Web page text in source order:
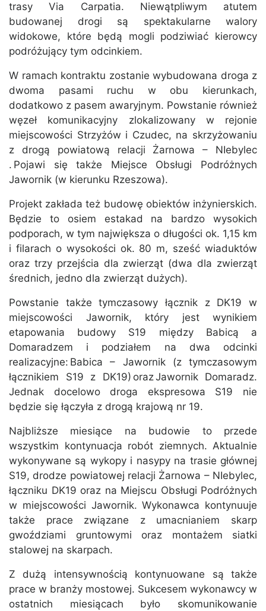
trasy Via Carpatia. Niewątpliwym atutem
budowanej drogi są spektakularne walory
widokowe, które będą mogli podziwiać kierowcy
podróżujący tym odcinkiem.
W ramach kontraktu zostanie wybudowana droga z
dwoma pasami ruchu w obu kierunkach,
dodatkowo z pasem awaryjnym. Powstanie również
węzeł komunikacyjny zlokalizowany w rejonie
miejscowości Strzyżów i Czudec, na skrzyżowaniu
z drogą powiatową relacji Żarnowa – NIebylec
. Pojawi się także Miejsce Obsługi Podróżnych
Jawornik (w kierunku Rzeszowa).
Projekt zakłada też budowę obiektów inżynierskich.
Będzie to osiem estakad na bardzo wysokich
podporach, w tym największa o długości ok. 1,15 km
i filarach o wysokości ok. 80 m, sześć wiaduktów
oraz trzy przejścia dla zwierząt (dwa dla zwierząt
średnich, jedno dla zwierząt dużych).
Powstanie także tymczasowy łącznik z DK19 w
miejscowości Jawornik, który jest wynikiem
etapowania budowy S19 między Babicą a
Domaradzem i podziałem na dwa odcinki
realizacyjne: Babica – Jawornik (z tymczasowym
łącznikiem S19 z DK19) oraz Jawornik Domaradz.
Jednak docelowo droga ekspresowa S19 nie
będzie się łączyła z drogą krajową nr 19.
Najbliższe miesiące na budowie to przede
wszystkim kontynuacja robót ziemnych. Aktualnie
wykonywane są wykopy i nasypy na trasie głównej
S19, drodze powiatowej relacji Żarnowa – NIebylec,
łączniku DK19 oraz na Miejscu Obsługi Podróżnych
w miejscowości Jawornik. Wykonawca kontynuuje
także prace związane z umacnianiem skarp
gwoździami gruntowymi oraz montażem siatki
stalowej na skarpach.
Z dużą intensywnością kontynuowane są także
prace w branży mostowej. Sukcesem wykonawcy w
ostatnich miesiącach było skomunikowanie